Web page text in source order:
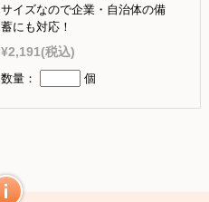
サイズなので企業・自治体の備
蓄にも対応！
¥2,191(税込)
数量： 個